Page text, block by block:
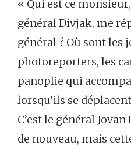
« Qui est ce
général Divjak, me
général ? Où sont les
photoreporters, les
panoplie qui
lorsqu’ils se
C’est le général
de nouveau, mais